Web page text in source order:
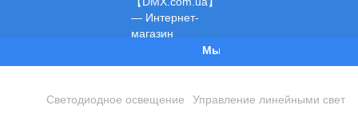
Мы работаем!
Светодиодное освещение Управление линейными